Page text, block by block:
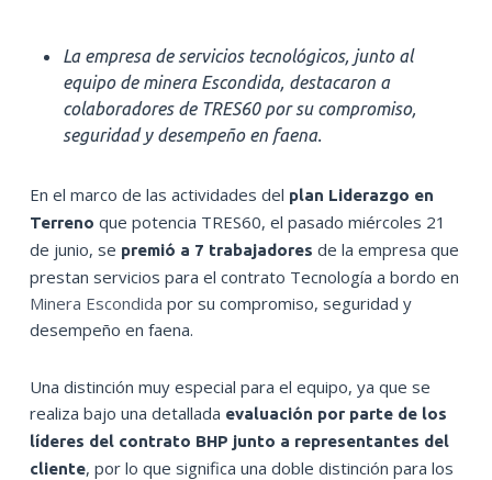
La empresa de servicios tecnológicos, junto al
equipo de minera Escondida, destacaron a
colaboradores de TRES60 por su compromiso,
seguridad y desempeño en faena.
En el marco de las actividades del plan Liderazgo en
Terreno que potencia TRES60, el pasado miércoles 21
de junio, se premió a 7 trabajadores de la empresa que
prestan servicios para el contrato Tecnología a bordo en
Minera Escondida por su compromiso, seguridad y
desempeño en faena.
Una distinción muy especial para el equipo, ya que se
realiza bajo una detallada evaluación por parte de los
líderes del contrato BHP junto a representantes del
cliente, por lo que significa una doble distinción para los